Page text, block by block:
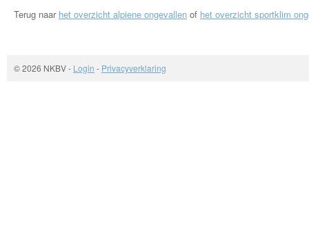
Terug naar het overzicht alpiene ongevallen of het overzicht sportklim
© 2026 NKBV- Login - Privacyverklaring